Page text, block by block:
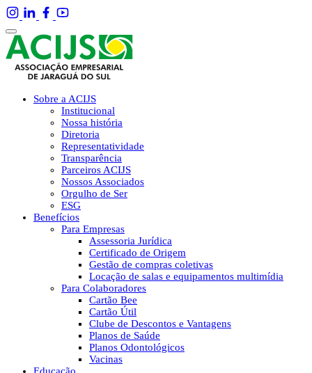
Sobre a ACIJS
Institucional
Nossa história
Diretoria
Representatividade
Transparência
Parceiros ACIJS
Nossos Associados
Orgulho de Ser
ESG
Benefícios
Para Empresas
Assessoria Jurídica
Certificado de Origem
Gestão de compras coletivas
Locação de salas e equipamentos multimídia
Para Colaboradores
Cartão Bee
Cartão Útil
Clube de Descontos e Vantagens
Planos de Saúde
Planos Odontológicos
Vacinas